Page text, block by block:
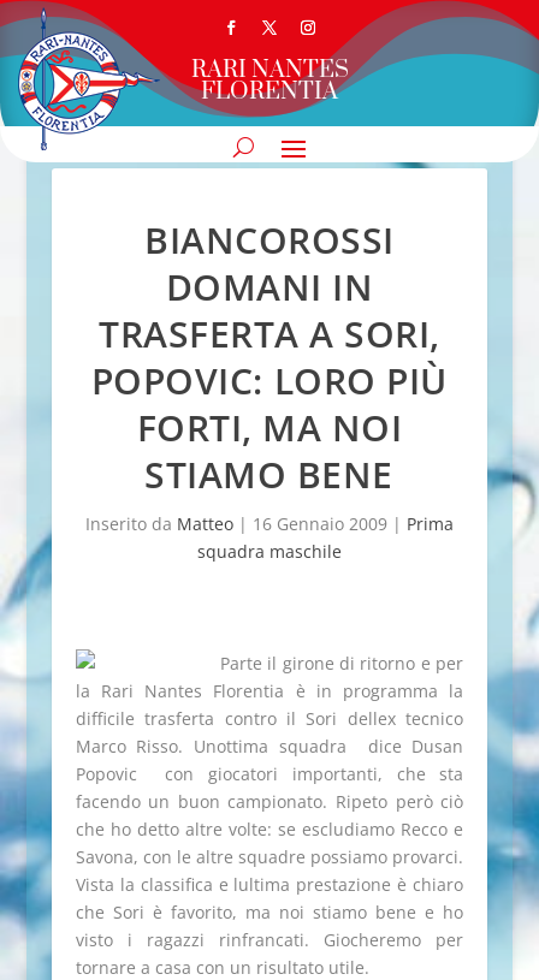
RARI NANTES
FLORENTIA
BIANCOROSSI
DOMANI IN
TRASFERTA A SORI,
POPOVIC: LORO PIÙ
FORTI, MA NOI
STIAMO BENE
Inserito da Matteo| 16 Gennaio 2009| Prima
squadra maschile
Parte il girone di ritorno e per
la Rari Nantes Florentia è in programma la
difficile trasferta contro il Sori dellex tecnico
Marco Risso. Unottima squadra  dice Dusan
Popovic  con giocatori importanti, che sta
facendo un buon campionato. Ripeto però ciò
che ho detto altre volte: se escludiamo Recco e
Savona, con le altre squadre possiamo provarci.
Vista la classifica e lultima prestazione è chiaro
che Sori è favorito, ma noi stiamo bene e ho
visto i ragazzi rinfrancati. Giocheremo per
tornare a casa con un risultato utile.